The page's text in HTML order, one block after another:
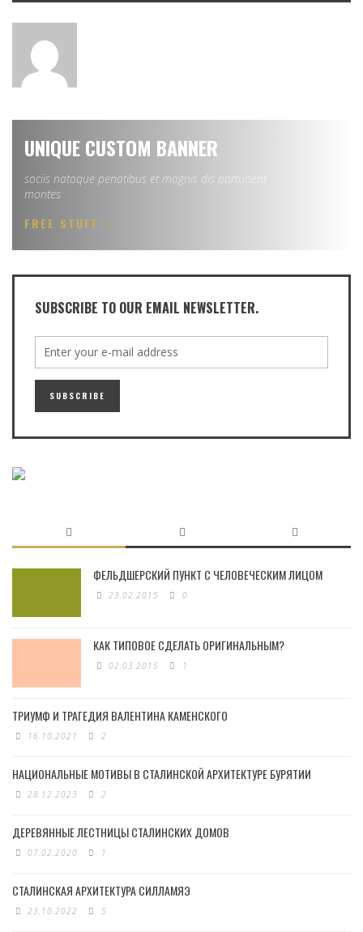
UNIQUE CUSTOM BANNER
sociis natoque penatibus et magnis dis parturient
montes
FREE STUFF
SUBSCRIBE TO OUR EMAIL NEWSLETTER.
ФЕЛЬДШЕРСКИЙ ПУНКТ С ЧЕЛОВЕЧЕСКИМ ЛИЦОМ
23.02.2015 0
КАК ТИПОВОЕ СДЕЛАТЬ ОРИГИНАЛЬНЫМ?
02.03.2015 1
ТРИУМФ И ТРАГЕДИЯ ВАЛЕНТИНА КАМЕНСКОГО
16.10.2021 2
НАЦИОНАЛЬНЫЕ МОТИВЫ В СТАЛИНСКОЙ АРХИТЕКТУРЕ БУРЯТИИ
28.12.2023 2
ДЕРЕВЯННЫЕ ЛЕСТНИЦЫ СТАЛИНСКИХ ДОМОВ
07.02.2020 1
СТАЛИНСКАЯ АРХИТЕКТУРА СИЛЛАМЯЭ
23.10.2022 5